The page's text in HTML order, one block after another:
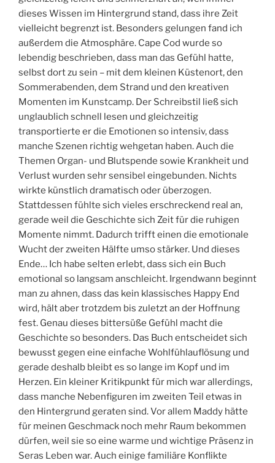
dieses Wissen im Hintergrund stand, dass ihre Zeit
vielleicht begrenzt ist. Besonders gelungen fand ich
außerdem die Atmosphäre. Cape Cod wurde so
lebendig beschrieben, dass man das Gefühl hatte,
selbst dort zu sein – mit dem kleinen Küstenort, den
Sommerabenden, dem Strand und den kreativen
Momenten im Kunstcamp. Der Schreibstil ließ sich
unglaublich schnell lesen und gleichzeitig
transportierte er die Emotionen so intensiv, dass
manche Szenen richtig wehgetan haben. Auch die
Themen Organ- und Blutspende sowie Krankheit und
Verlust wurden sehr sensibel eingebunden. Nichts
wirkte künstlich dramatisch oder überzogen.
Stattdessen fühlte sich vieles erschreckend real an,
gerade weil die Geschichte sich Zeit für die ruhigen
Momente nimmt. Dadurch trifft einen die emotionale
Wucht der zweiten Hälfte umso stärker. Und dieses
Ende… Ich habe selten erlebt, dass sich ein Buch
emotional so langsam anschleicht. Irgendwann beginnt
man zu ahnen, dass das kein klassisches Happy End
wird, hält aber trotzdem bis zuletzt an der Hoffnung
fest. Genau dieses bittersüße Gefühl macht die
Geschichte so besonders. Das Buch entscheidet sich
bewusst gegen eine einfache Wohlfühlauflösung und
gerade deshalb bleibt es so lange im Kopf und im
Herzen. Ein kleiner Kritikpunkt für mich war allerdings,
dass manche Nebenfiguren im zweiten Teil etwas in
den Hintergrund geraten sind. Vor allem Maddy hätte
für meinen Geschmack noch mehr Raum bekommen
dürfen, weil sie so eine warme und wichtige Präsenz in
Seras Leben war. Auch einige familiäre Konflikte